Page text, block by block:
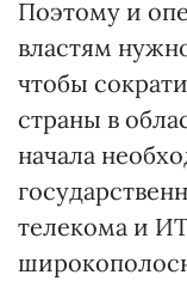
Поэтому и
властям
чтобы
страны в
начала
телекома и